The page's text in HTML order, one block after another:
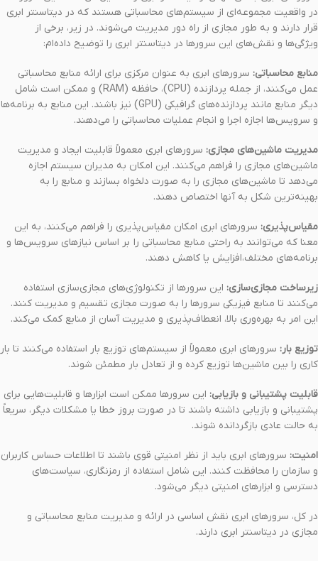
در واقعیت مجموعه‌ای از سیستم‌های محاسباتی هستند که در دیتاسنتر ابری
قرار دارند و به طور مجازی از راه دور مدیریت می‌شوند. در زیر، برخی از
ویژگی‌ها و نقش‌های این سرورها در دیتاسنتر ابری را توضیح داده‌ام:
منابع محاسباتی: سرورهای ابری به عنوان مرکزی برای ارائه منابع محاسباتی
عمل می‌کنند، از جمله پردازنده (CPU)، حافظه (RAM) و ممکن است شامل
دیگر منابع مانند پردازنده‌های گرافیکی (GPU) نیز باشند. این منابع به برنامه‌ها
و سرویس‌ها اجازه اجرا و انجام عملیات محاسباتی را می‌دهند.
مدیریت ماشین‌های مجازی: سرورهای ابری معمولاً قابلیت ایجاد و مدیریت
ماشین‌های مجازی را فراهم می‌کنند. این امکان به مدیران سیستم اجازه
می‌دهد تا ماشین‌های مجازی را به صورت دلخواه بسازند و منابع را به
بهینه‌ترین شکل به آنها اختصاص دهند.
مقیاس‌پذیری: سرورهای ابری امکان مقیاس‌پذیری را فراهم می‌کنند، به این
معنا که می‌توانند به راحتی منابع محاسباتی را بر اساس نیازهای سرویس‌ها و
برنامه‌های مختلف،افزایش یا کاهش دهند.
زیرساخت مجازی‌سازی: این سرورها از تکنولوژی‌های مجازی‌سازی استفاده
می‌کنند تا منابع فیزیکی سرورها را به صورت مجازی تقسیم و مدیریت کنند.
این امر به بهره‌وری بالا، انعطاف‌پذیری و مدیریت آسان از منابع کمک می‌کند.
توزیع بار: سرورهای ابری معمولاً از سیستم‌های توزیع بار استفاده می‌کنند تا بار
کاری را بین ماشین‌ها توزیع کرده و از تعادل بار مطمئن شوند.
قابلیت پشتیبانی و بازیابی: این سرورها ممکن است ابزارها و قابلیت‌هایی برای
پشتیبانی و بازیابی داشته باشند تا در صورت بروز خطا یا مشکلات دیگر، سریعاً
به حالت عادی بازگردانده شوند.
امنیت: سرورهای ابری باید از نظر امنیتی قوی باشند تا اطلاعات حساس کاربران
و سازمان را محافظت کنند. این شامل استفاده از رمزنگاری، سیاست‌های
دسترسی و ابزارهای امنیتی دیگر می‌شود.
در کل، سرورهای ابری نقش اساسی در ارائه و مدیریت منابع محاسباتی و
مجازی در دیتاسنتر ابری دارند.